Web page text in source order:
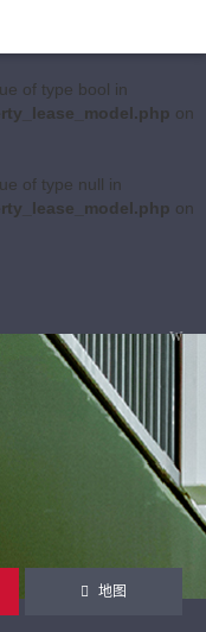
of type bool in
on
of type null in
on
地图